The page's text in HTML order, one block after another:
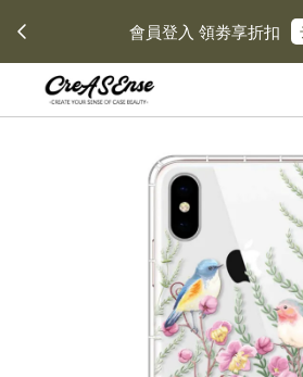
會員登入 領劵享折扣